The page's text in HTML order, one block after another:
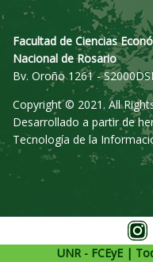
Facultad de Ciencias
Nacional de Rosario
Bv. Oroño 1261 -
Copyright © 2021. All
Desarrollado a partir de
Tecnología de la
UNR - FCEyE |